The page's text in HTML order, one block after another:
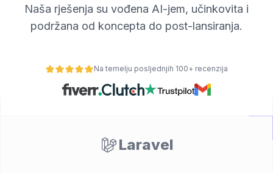
Naša rješenja su vođena AI-jem, učinkovita i
podržana od koncepta do post-lansiranja.
Na temelju posljednjih 100+ recenzija
Laravel